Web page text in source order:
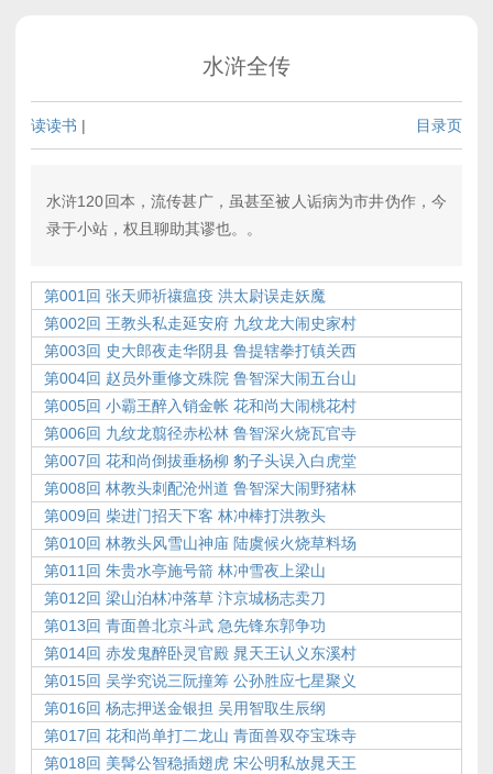
水浒全传
读读书 | 目录页
水浒120回本，流传甚广，虽甚至被人诟病为市井伪作，今
录于小站，权且聊助其谬也。。
第001回 张天师祈禳瘟疫 洪太尉误走妖魔
第002回 王教头私走延安府 九纹龙大闹史家村
第003回 史大郎夜走华阴县 鲁提辖拳打镇关西
第004回 赵员外重修文殊院 鲁智深大闹五台山
第005回 小霸王醉入销金帐 花和尚大闹桃花村
第006回 九纹龙翦径赤松林 鲁智深火烧瓦官寺
第007回 花和尚倒拔垂杨柳 豹子头误入白虎堂
第008回 林教头刺配沧州道 鲁智深大闹野猪林
第009回 柴进门招天下客 林冲棒打洪教头
第010回 林教头风雪山神庙 陆虞候火烧草料场
第011回 朱贵水亭施号箭 林冲雪夜上梁山
第012回 梁山泊林冲落草 汴京城杨志卖刀
第013回 青面兽北京斗武 急先锋东郭争功
第014回 赤发鬼醉卧灵官殿 晁天王认义东溪村
第015回 吴学究说三阮撞筹 公孙胜应七星聚义
第016回 杨志押送金银担 吴用智取生辰纲
第017回 花和尚单打二龙山 青面兽双夺宝珠寺
第018回 美髯公智稳插翅虎 宋公明私放晁天王